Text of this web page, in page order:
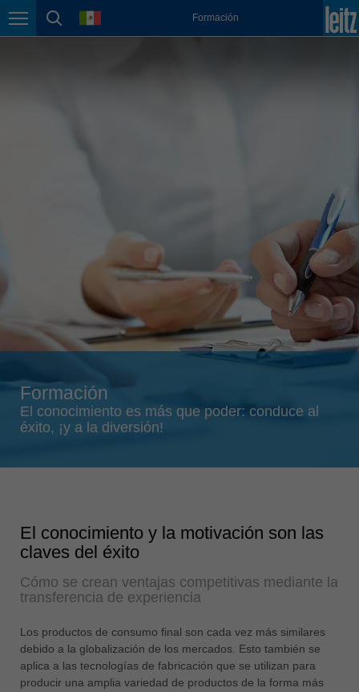
Page navigation
page search
language Formación
México
português
România
Schweiz
deutsch français
Slovenija
Suomi
english
türkçe
english
Việt Nam
tiếng việt
Formación
El conocimiento es más que poder: conduce al
éxito, ¡y a la diversión!
El conocimiento y la motivación son las
claves del éxito
Cómo se crean ventajas competitivas mediante la
transferencia de experiencia
Los productos de consumo final son cada vez más similares
debido a la globalización de los mercados. Esto también se
aplica a las tecnologías de fabricación que se utilizan para
producir una amplia variedad de productos de la forma más